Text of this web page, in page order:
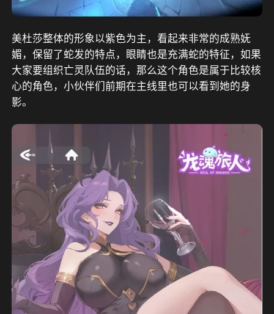
美杜莎整体的形象以紫色为主，看起来非常的成熟妩
媚，保留了蛇发的特点，眼睛也是充满蛇的特征，如果
大家要组织亡灵队伍的话，那么这个角色是属于比较核
心的角色，小伙伴们前期在主线里也可以看到她的身
影。